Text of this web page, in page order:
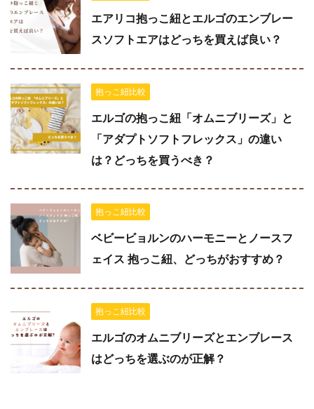
エアリコ抱っこ紐とエルゴのエンブレー
スソフトエアはどっちを買えば良い？
抱っこ紐比較
エルゴの抱っこ紐「オムニブリーズ」と
「アダプトソフトフレックス」の違い
は？どっちを買うべき？
抱っこ紐比較
ベビービョルンのハーモニーとノースフ
ェイス 抱っこ紐、どっちがおすすめ？
抱っこ紐比較
エルゴのオムニブリーズとエンブレース
はどっちを選ぶのが正解？